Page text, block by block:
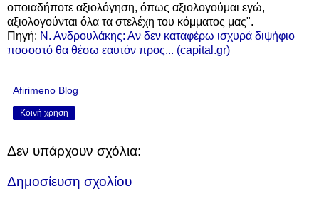
οποιαδήποτε αξιολόγηση, όπως αξιολογούμαι εγώ,
αξιολογούνται όλα τα στελέχη του κόμματος μας".
Πηγή: Ν. Ανδρουλάκης: Αν δεν καταφέρω ισχυρά διψήφιο
ποσοστό θα θέσω εαυτόν προς... (capital.gr)
Afirimeno Blog
Κοινή χρήση
Δεν υπάρχουν σχόλια:
Δημοσίευση σχολίου